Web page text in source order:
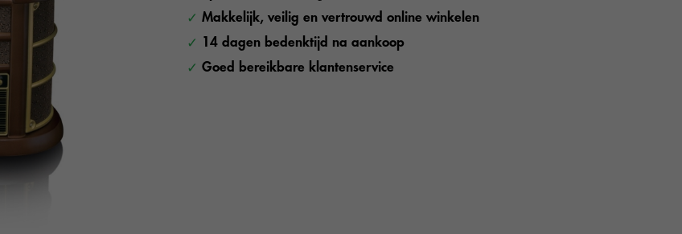
Makkelijk, veilig en vertrouwd online winkelen
14 dagen bedenktijd na aankoop
Goed bereikbare klantenservice